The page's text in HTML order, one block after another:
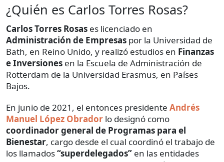
¿Quién es Carlos Torres Rosas?
Carlos Torres Rosas es licenciado en
Administración de Empresas por la Universidad de
Bath, en Reino Unido, y realizó estudios en Finanzas
e Inversiones en la Escuela de Administración de
Rotterdam de la Universidad Erasmus, en Países
Bajos.
En junio de 2021, el entonces presidente Andrés
Manuel López Obrador lo designó como
coordinador general de Programas para el
Bienestar, cargo desde el cual coordinó el trabajo de
los llamados“superdelegados” en las entidades